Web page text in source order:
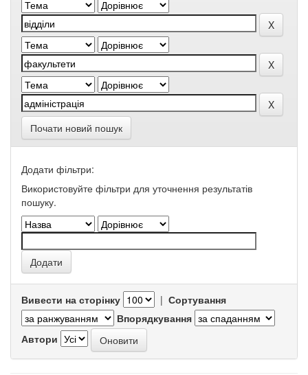
Почати новий пошук
Додати фільтри:
Використовуйте фільтри для уточнення результатів
пошуку.
Вивести на сторінку | Сортування
Впорядкування
Автори